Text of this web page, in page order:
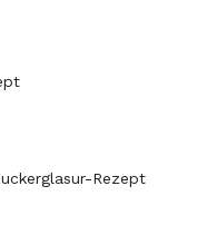
Rezept